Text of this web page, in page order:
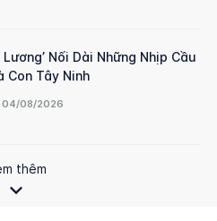
Lương’ Nối Dài Những Nhịp Cầu
Con Tây Ninh
04/08/2026
thêm